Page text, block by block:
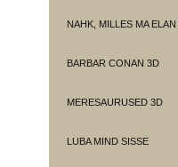
NAHK, MILLES MA ELAN
BARBAR CONAN 3D
MERESAURUSED 3D
LUBA MIND SISSE